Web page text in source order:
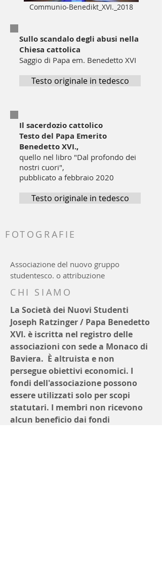
Communio-Benedikt_XVI._2018
Sullo scandalo degli abusi nella
Chiesa cattolica
Saggio di Papa em. Benedetto XVI
Testo originale in tedesco
Il sacerdozio cattolico
Testo del Papa Emerito
Benedetto XVI.,
quello nel libro "Dal profondo dei
nostri cuori",
pubblicato a febbraio 2020
Testo originale in tedesco
FOTOGRAFIE
Associazione del nuovo gruppo
studentesco. o attribuzione
CHI SIAMO
La Società dei Nuovi Studenti
Joseph Ratzinger / Papa Benedetto
XVI. è iscritta nel registro delle
associazioni con sede a Monaco di
Baviera. È altruista e non
persegue obiettivi economici. I
fondi dell'associazione possono
essere utilizzati solo per scopi
statutari. I membri non ricevono
alcun beneficio dai fondi